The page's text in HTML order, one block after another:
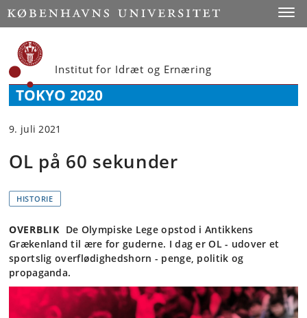
Start
Institut for Idræt og Ernæring
TOKYO 2020
9. juli 2021
OL på 60 sekunder
HISTORIE
OVERBLIK De Olympiske Lege opstod i Antikkens
Grækenland til ære for guderne. I dag er OL - udover et
sportslig overflødighedshorn - penge, politik og
propaganda.